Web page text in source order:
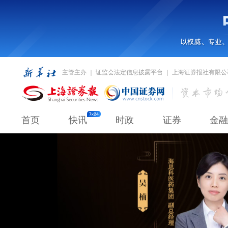
主管主办 ｜ 证监会法定信息披露平台 ｜ 上海证券报社有限
首页 快讯 时政 证券 金融